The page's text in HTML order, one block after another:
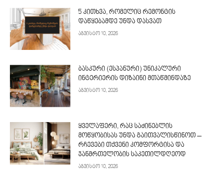
5 კითხვა, რომელიც რემონტის
დაწყებამდე უნდა დასვათ
აგვისტო 10, 2026
ბასკური (ესპანური) უნიკალური
ინტერიერის დიზაინი მთაწმინდაზე
აგვისტო 10, 2026
ყველაფერი, რაც საძინებლის
მოწყობისას უნდა გაითვალისწინოთ –
რჩევები თქვენი კომფორტისა და
ჯანმრთელობის საკეთილდღეოდ
აგვისტო 10, 2026